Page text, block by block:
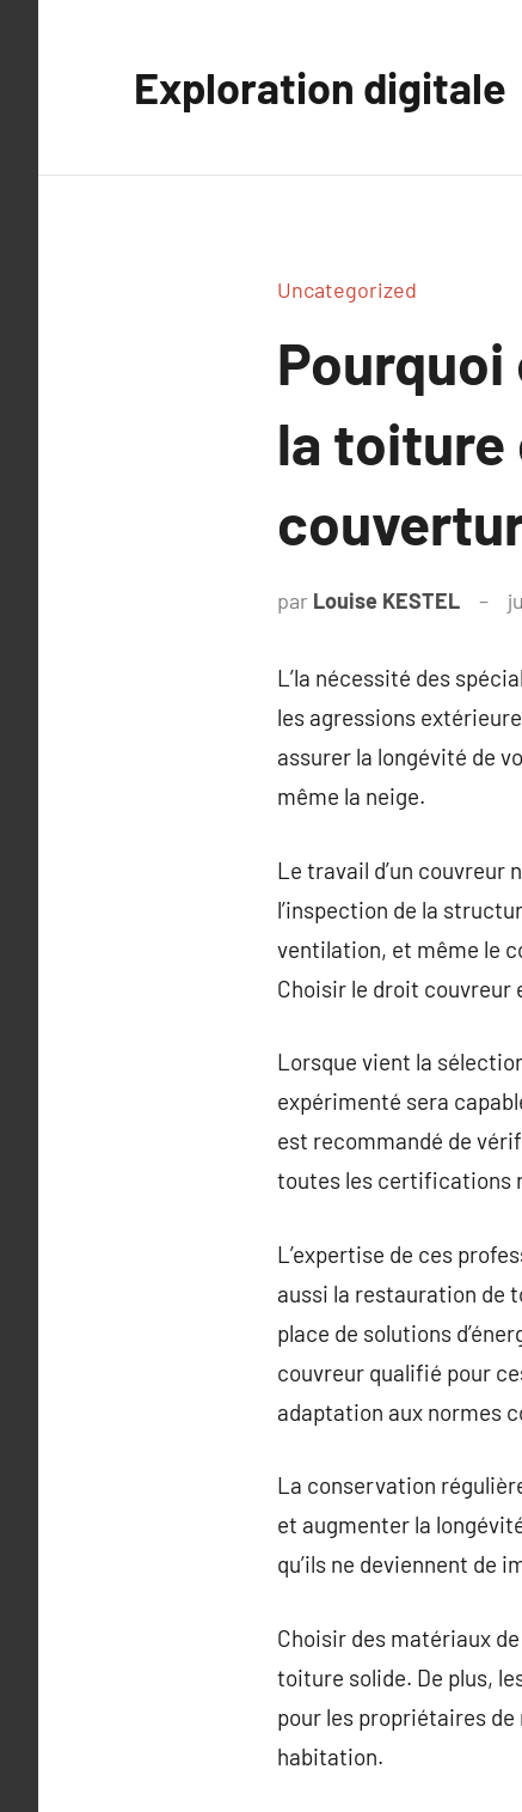
Exploration digitale
Uncategorized
la toiture
par Louise KESTEL
L’la nécessité des
les agressions
assurer la longévité de
même la neige.
Le travail d’un couvreur
l’inspection de la
ventilation, et même le
Choisir le droit couvreur
Lorsque vient la
expérimenté sera
est recommandé de
toutes les certifications
L’expertise de ces
aussi la restauration de
place de solutions
couvreur qualifié pour
adaptation aux normes
La conservation
et augmenter la
qu’ils ne deviennent de
Choisir des matériaux
toiture solide. De plus,
pour les propriétaires
habitation.